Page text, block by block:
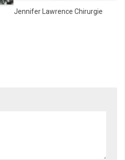
Jennifer Lawrence Chirurgie